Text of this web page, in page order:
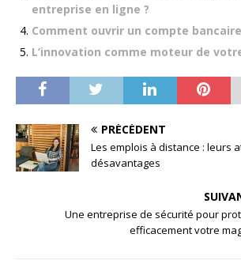
entreprise en ligne ?
Comment ouvrir un compte
L’innovation comme moteur de
PRÉCÉDENT
Les emplois à distance : leurs
désavantages
Une entreprise de sécurité pour
efficacement votre